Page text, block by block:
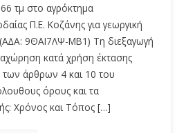
τμ στο αγρόκτημα
Π.Ε. Κοζάνης για γεωργική
9ΘΑΙ7ΛΨ-ΜΒ1) Τη διεξαγωγή
κατά χρήση έκτασης
των άρθρων 4 και 10 του
όρους και τα
Χρόνος και Τόπος […]